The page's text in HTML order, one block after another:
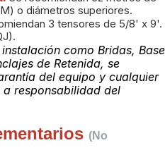
o diámetros superiores.
3 tensores de 5/8' x 9'.
como Bridas, Base
de Retenida, se
del equipo y cualquier
responsabilidad del
(No